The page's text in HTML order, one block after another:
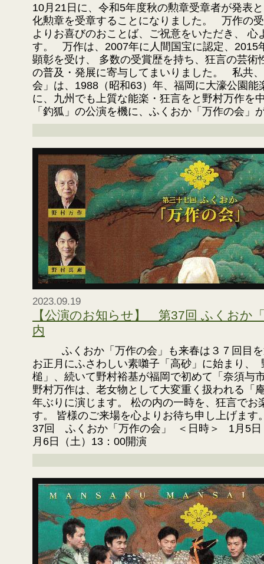
10月21日に、令和5年度秋の勲章受章者が発表
化勲章を受章することになりました。 万作の
よりお喜びのおことば、ご祝意をいただき、 心
す。 万作は、2007年に人間国宝に認定、2015
顕彰を受け、 多数の受賞歴を持ち、狂言の芸術
の普及・発展に寄与してまいりました。 私共
会」は、1988（昭和63）年、福岡に大濠公園能
に、九州でも上質な能楽・狂言をと野村万作を
「釣狐」の公演を機に、ふくおか「万作の会」
2023.09.19
【公演のお知らせ】 第37回 ふくおか
内
ふくおか「万作の会」も来春は３７回目を
お正月にふさわしい素囃子「高砂」に始まり、
槌」、続いて野村裕基が福岡で初めて「奈須与
野村万作は、老女物として大変重く扱われる「
年ぶりに演じます。 松の内の一時を、狂言でお
す。 皆様のご来場を心よりお待ち申し上げます
37回 ふくおか「万作の会」 ＜日時＞ 1月5
月6日（土）13：00開演